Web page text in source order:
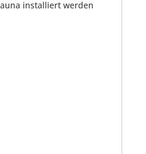
installiert werden